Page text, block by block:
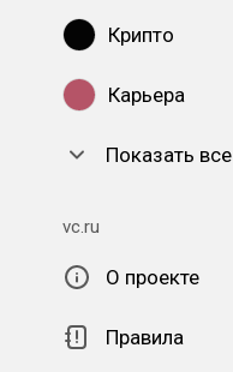
Крипто
Карьера
Показать все
vc.ru
О проекте
Правила